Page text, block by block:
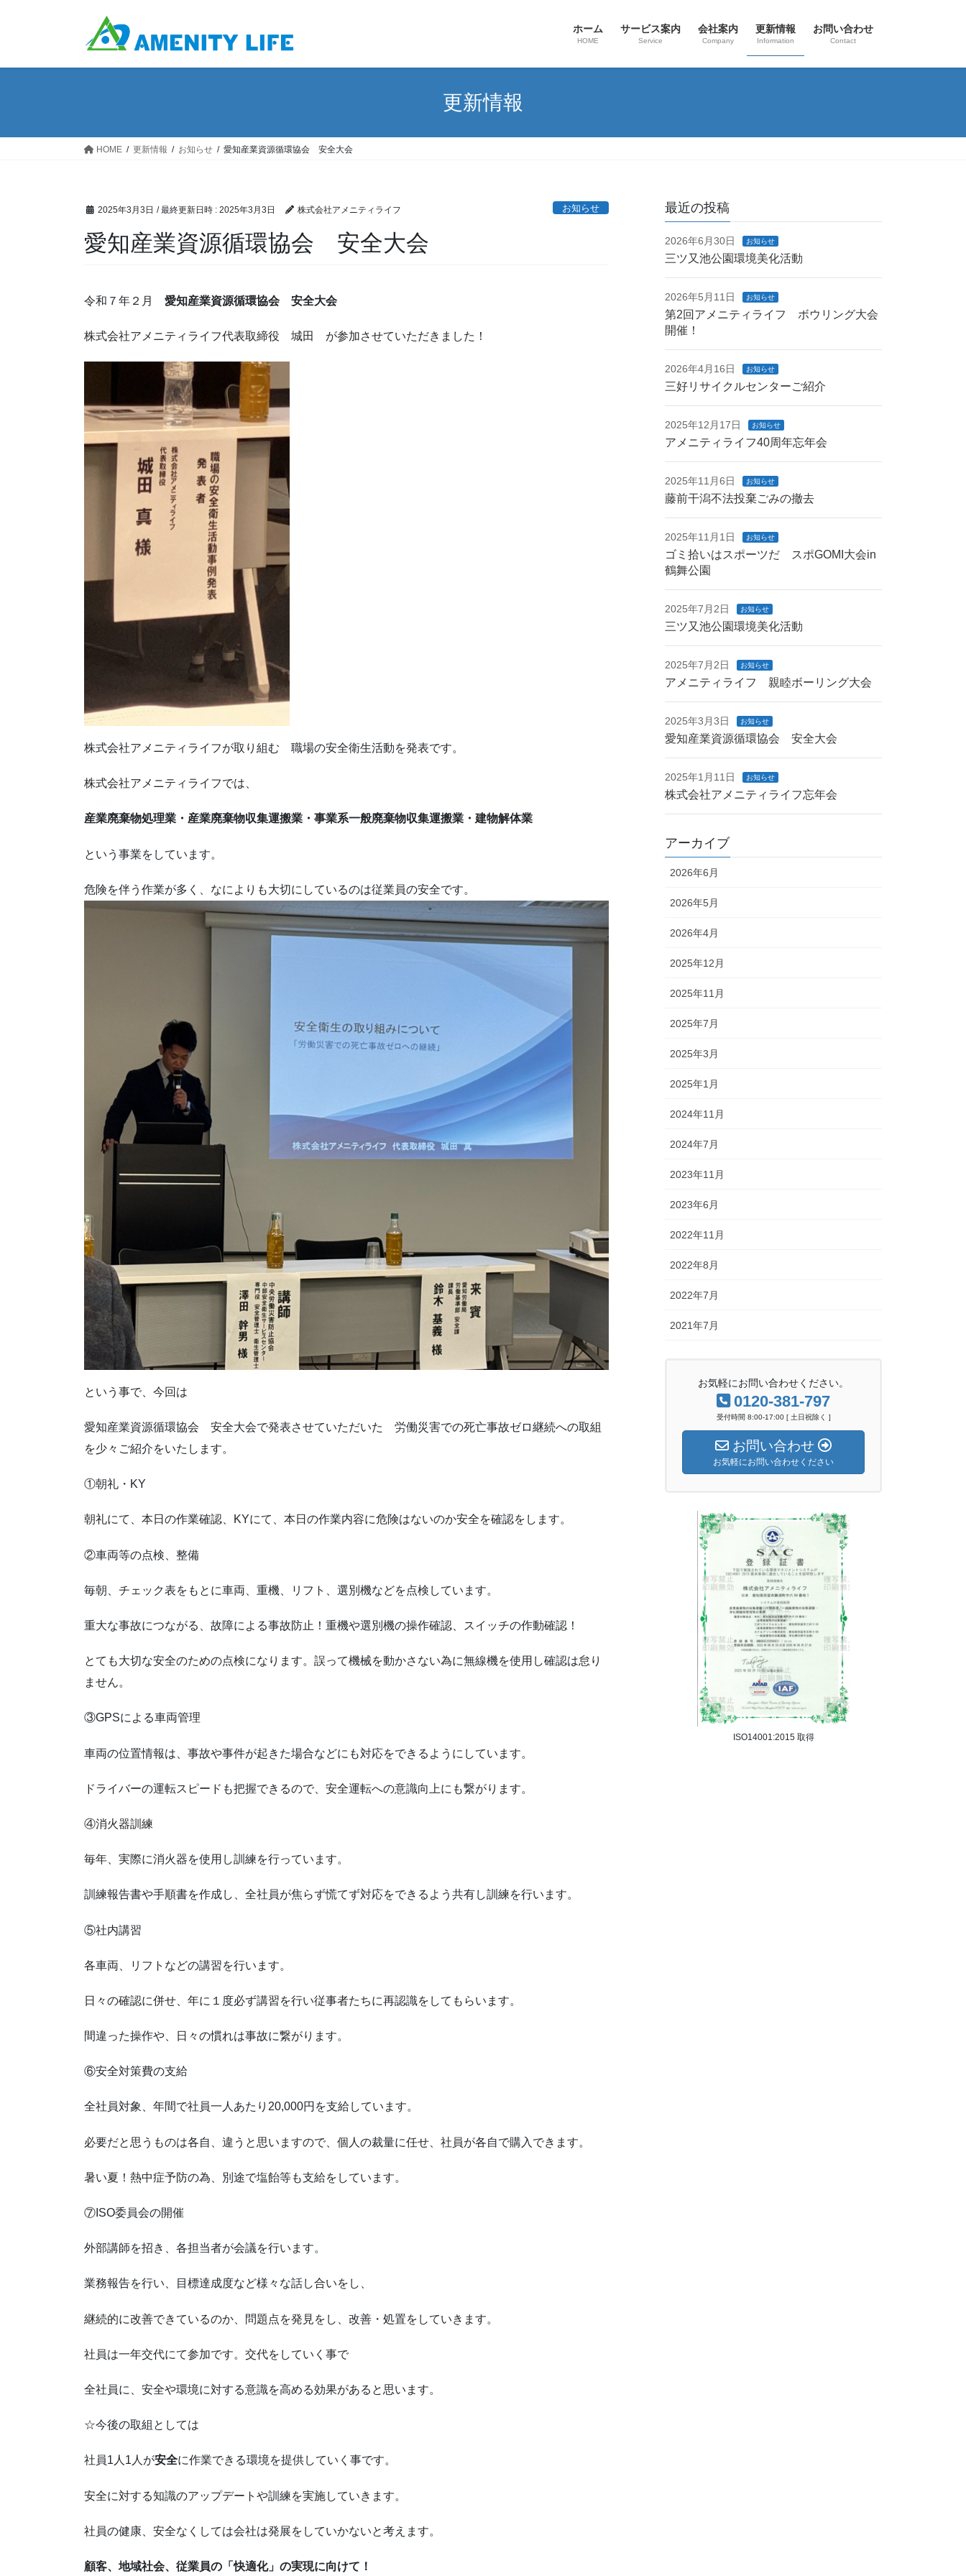
ホーム
HOME
サービス案内
Service
会社案内
Company
更新情報
Information
お問い合わせ
Contact
更新情報
HOME 更新情報 お知らせ 愛知産業資源循環協会 安全大会
2025年3月3日 / 最終更新日時 : 2025年3月3日 株式会社アメニティライフ お知らせ
愛知産業資源循環協会 安全大会
令和７年２月 愛知産業資源循環協会 安全大会
株式会社アメニティライフ代表取締役 城田 が参加させていただきました！
株式会社アメニティライフが取り組む 職場の安全衛生活動を発表です。
株式会社アメニティライフでは、
産業廃棄物処理業・産業廃棄物収集運搬業・事業系一般廃棄物収集運搬業・建物解体業
という事業をしています。
危険を伴う作業が多く、なによりも大切にしているのは従業員の安全です。
という事で、今回は
愛知産業資源循環協会 安全大会で発表させていただいた 労働災害での死亡事故ゼロ継続への取組
を少々ご紹介をいたします。
①朝礼・KY
朝礼にて、本日の作業確認、KYにて、本日の作業内容に危険はないのか安全を確認をします。
②車両等の点検、整備
毎朝、チェック表をもとに車両、重機、リフト、選別機などを点検しています。
重大な事故につながる、故障による事故防止！重機や選別機の操作確認、スイッチの作動確認！
とても大切な安全のための点検になります。誤って機械を動かさない為に無線機を使用し確認は怠り
ません。
③GPSによる車両管理
車両の位置情報は、事故や事件が起きた場合などにも対応をできるようにしています。
ドライバーの運転スピードも把握できるので、安全運転への意識向上にも繋がります。
④消火器訓練
毎年、実際に消火器を使用し訓練を行っています。
訓練報告書や手順書を作成し、全社員が焦らず慌てず対応をできるよう共有し訓練を行います。
⑤社内講習
各車両、リフトなどの講習を行います。
日々の確認に併せ、年に１度必ず講習を行い従事者たちに再認識をしてもらいます。
間違った操作や、日々の慣れは事故に繋がります。
⑥安全対策費の支給
全社員対象、年間で社員一人あたり20,000円を支給しています。
必要だと思うものは各自、違うと思いますので、個人の裁量に任せ、社員が各自で購入できます。
暑い夏！熱中症予防の為、別途で塩飴等も支給をしています。
⑦ISO委員会の開催
外部講師を招き、各担当者が会議を行います。
業務報告を行い、目標達成度など様々な話し合いをし、
継続的に改善できているのか、問題点を発見をし、改善・処置をしていきます。
社員は一年交代にて参加です。交代をしていく事で
全社員に、安全や環境に対する意識を高める効果があると思います。
☆今後の取組としては
社員1人1人が安全に作業できる環境を提供していく事です。
安全に対する知識のアップデートや訓練を実施していきます。
社員の健康、安全なくしては会社は発展をしていかないと考えます。
顧客、地域社会、従業員の「快適化」の実現に向けて！
最近の投稿
2026年6月30日 お知らせ
三ツ又池公園環境美化活動
2026年5月11日 お知らせ
第2回アメニティライフ ボウリング大会
開催！
2026年4月16日 お知らせ
三好リサイクルセンターご紹介
2025年12月17日 お知らせ
アメニティライフ40周年忘年会
2025年11月6日 お知らせ
藤前干潟不法投棄ごみの撤去
2025年11月1日 お知らせ
ゴミ拾いはスポーツだ スポGOMI大会in
鶴舞公園
2025年7月2日 お知らせ
三ツ又池公園環境美化活動
2025年7月2日 お知らせ
アメニティライフ 親睦ボーリング大会
2025年3月3日 お知らせ
愛知産業資源循環協会 安全大会
2025年1月11日 お知らせ
株式会社アメニティライフ忘年会
アーカイブ
2026年6月
2026年5月
2026年4月
2025年12月
2025年11月
2025年7月
2025年3月
2025年1月
2024年11月
2024年7月
2023年11月
2023年6月
2022年11月
2022年8月
2022年7月
2021年7月
お気軽にお問い合わせください。
0120-381-797
受付時間 8:00-17:00 [ 土日祝除く ]
お問い合わせ
お気軽にお問い合わせください
ISO14001:2015 取得